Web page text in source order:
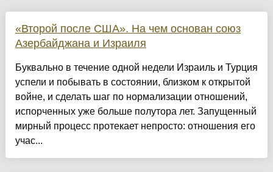
«Второй после США». На чем основан союз
Азербайджана и Израиля
Буквально в течение одной недели Израиль и Турция
успели и побывать в состоянии, близком к открытой
войне, и сделать шаг по нормализации отношений,
испорченных уже больше полутора лет. Запущенный
мирный процесс протекает непросто: отношения его
учас...